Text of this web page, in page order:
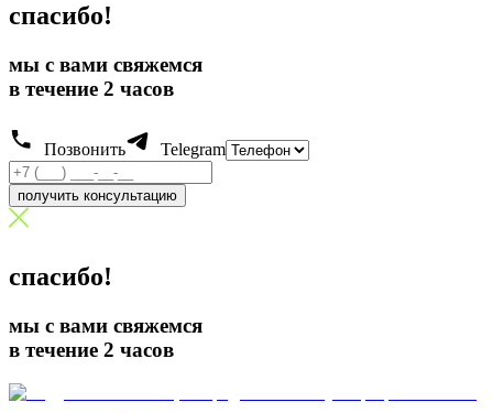
спасибо!
мы с вами свяжемся
в течение 2 часов
Позвонить Telegram
получить консультацию
спасибо!
мы с вами свяжемся
в течение 2 часов